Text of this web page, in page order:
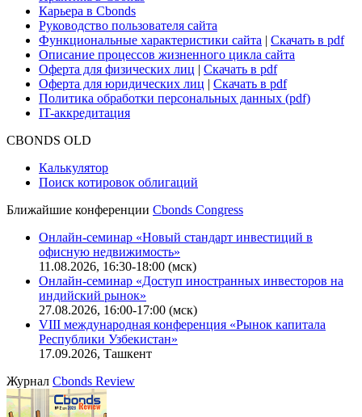
Для клиентов
О нас
Безопасность проведения платежей
Практика в Cbonds
Карьера в Cbonds
Руководство пользователя сайта
Функциональные характеристики сайта|Скачать в pdf
Описание процессов жизненного цикла сайта
Оферта для физических лиц
Оферта для юридических лиц
IT-аккредитация
Поиск котировок облигаций
Ближайшие конференцииCbonds Congress
Онлайн-семинар «Новый стандарт инвестиций в
офисную недвижимость»
11.08.2026, 16:30-18:00 (мск)
Онлайн-семинар «Доступ иностранных инвесторов на
индийский рынок»
VIII международная конференция «Рынок капитала
Республики Узбекистан»
17.09.2026, Ташкент